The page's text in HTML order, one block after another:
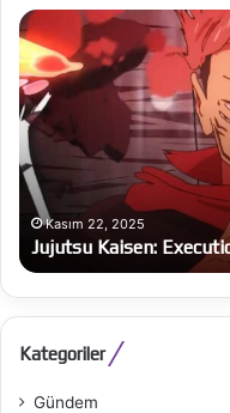
Jujutsu
Kaisen:
Execution
Kasım 22, 2025
Jujutsu Kaisen:
Kategoriler
Gündem